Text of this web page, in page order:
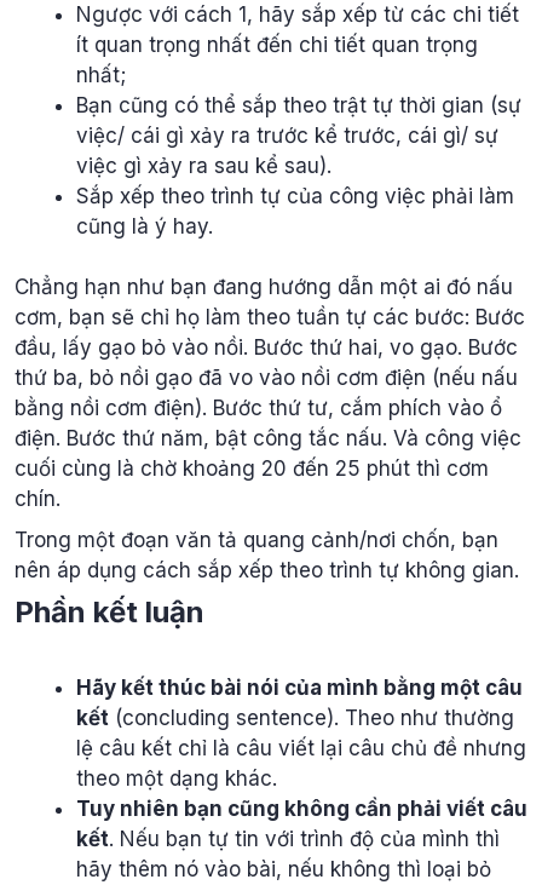
Ngược với cách 1, hãy sắp xếp từ các chi tiết
ít quan trọng nhất đến chi tiết quan trọng
nhất;
Bạn cũng có thể sắp theo trật tự thời gian (sự
việc/ cái gì xảy ra trước kể trước, cái gì/ sự
việc gì xảy ra sau kể sau).
Sắp xếp theo trình tự của công việc phải làm
cũng là ý hay.
Chẳng hạn như bạn đang hướng dẫn một ai đó nấu
cơm, bạn sẽ chỉ họ làm theo tuần tự các bước: Bước
đầu, lấy gạo bỏ vào nồi. Bước thứ hai, vo gạo. Bước
thứ ba, bỏ nồi gạo đã vo vào nồi cơm điện (nếu nấu
bằng nồi cơm điện). Bước thứ tư, cắm phích vào ổ
điện. Bước thứ năm, bật công tắc nấu. Và công việc
cuối cùng là chờ khoảng 20 đến 25 phút thì cơm
chín.
Trong một đoạn văn tả quang cảnh/nơi chốn, bạn
nên áp dụng cách sắp xếp theo trình tự không gian.
Phần kết luận
Hãy kết thúc bài nói của mình bằng một câu
kết (concluding sentence). Theo như thường
lệ câu kết chỉ là câu viết lại câu chủ đề nhưng
theo một dạng khác.
Tuy nhiên bạn cũng không cần phải viết câu
kết. Nếu bạn tự tin với trình độ của mình thì
hãy thêm nó vào bài, nếu không thì loại bỏ